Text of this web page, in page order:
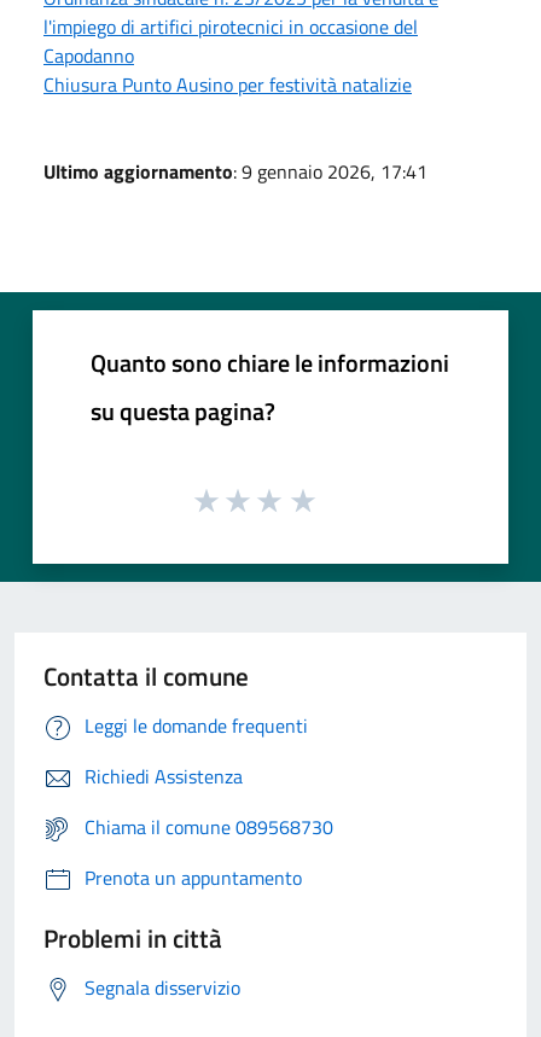
l'impiego di artifici pirotecnici in occasione del
Capodanno
Chiusura Punto Ausino per festività natalizie
Ultimo aggiornamento: 9 gennaio 2026, 17:41
Quanto sono chiare le informazioni
su questa pagina?
Contatta il comune
Leggi le domande frequenti
Richiedi Assistenza
Chiama il comune 089568730
Prenota un appuntamento
Problemi in città
Segnala disservizio